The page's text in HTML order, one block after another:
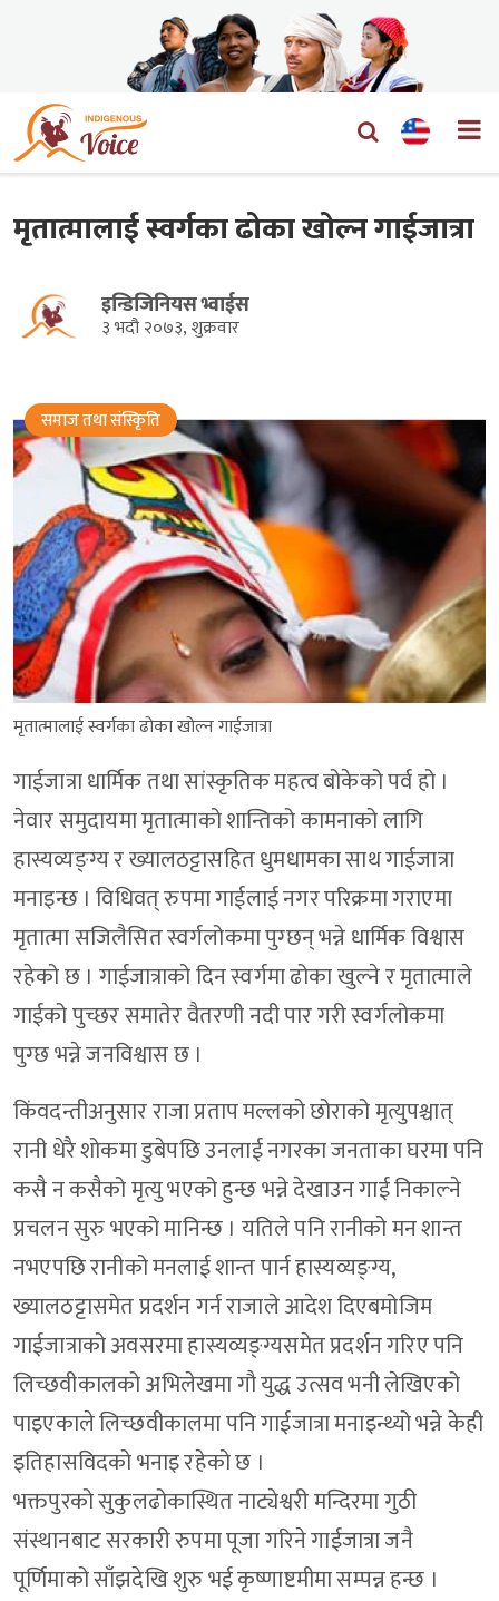
मृतात्मालाई स्वर्गका ढोका खोल्न गाईजात्रा
इन्डिजिनियस भ्वाईस
३ भदौ २०७३, शुक्रवार
समाज तथा संस्किृति
मृतात्मालाई स्वर्गका ढोका खोल्न गाईजात्रा
गाईजात्रा धार्मिक तथा सांस्कृतिक महत्व बोकेको पर्व हो ।
नेवार समुदायमा मृतात्माको शान्तिको कामनाको लागि
हास्यव्यङ्ग्य र ख्यालठट्टासहित धुमधामका साथ गाईजात्रा
मनाइन्छ । विधिवत् रुपमा गाईलाई नगर परिक्रमा गराएमा
मृतात्मा सजिलैसित स्वर्गलोकमा पुग्छन् भन्ने धार्मिक विश्वास
रहेको छ । गाईजात्राको दिन स्वर्गमा ढोका खुल्ने र मृतात्माले
गाईको पुच्छर समातेर वैतरणी नदी पार गरी स्वर्गलोकमा
पुग्छ भन्ने जनविश्वास छ ।
किंवदन्तीअनुसार राजा प्रताप मल्लको छोराको मृत्युपश्चात्
रानी धेरै शोकमा डुबेपछि उनलाई नगरका जनताका घरमा पनि
कसै न कसैको मृत्यु भएको हुन्छ भन्ने देखाउन गाई निकाल्ने
प्रचलन सुरु भएको मानिन्छ । यतिले पनि रानीको मन शान्त
नभएपछि रानीको मनलाई शान्त पार्न हास्यव्यङ्ग्य,
ख्यालठट्टासमेत प्रदर्शन गर्न राजाले आदेश दिएबमोजिम
गाईजात्राको अवसरमा हास्यव्यङ्ग्यसमेत प्रदर्शन गरिए पनि
लिच्छवीकालको अभिलेखमा गौ युद्ध उत्सव भनी लेखिएको
पाइएकाले लिच्छवीकालमा पनि गाईजात्रा मनाइन्थ्यो भन्ने केही
इतिहासविदको भनाइ रहेको छ ।
भक्तपुरको सुकुलढोकास्थित नाट्येश्वरी मन्दिरमा गुठी
संस्थानबाट सरकारी रुपमा पूजा गरिने गाईजात्रा जनै
पूर्णिमाको साँझदेखि शुरु भई कृष्णाष्टमीमा सम्पन्न हन्छ ।